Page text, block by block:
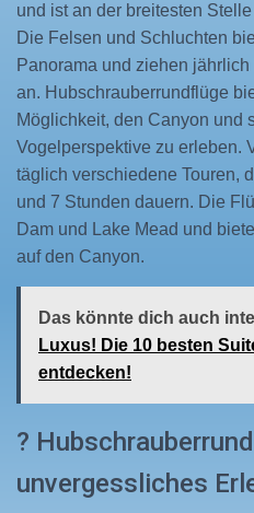
und ist an der breitesten
Die Felsen und Schluchten
Panorama und ziehen
an. Hubschrauberrundflüge
Möglichkeit, den Canyon und
Vogelperspektive zu erleben.
täglich verschiedene Touren,
und 7 Stunden dauern. Die
Dam und Lake Mead und
auf den Canyon.
Das könnte dich auch
Luxus! Die 10 besten
entdecken!
?
unvergessliches